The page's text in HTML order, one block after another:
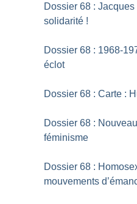
Dossier 68 :
solidarité !
Dossier 68 : 1968-
éclot
Dossier 68 : Carte :
Dossier 68 :
féminisme
Dossier 68 :
mouvements